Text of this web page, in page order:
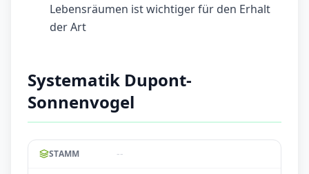
Lebensräumen ist wichtiger für den Erhalt
der Art
Systematik Dupont-
Sonnenvogel
STAMM --